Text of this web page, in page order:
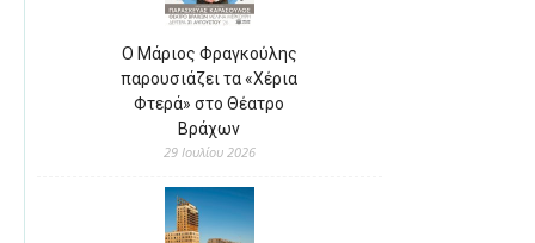
Ο Μάριος Φραγκούλης
παρουσιάζει τα «Χέρια
Φτερά» στο Θέατρο
Βράχων
29 Ιουλίου 2026